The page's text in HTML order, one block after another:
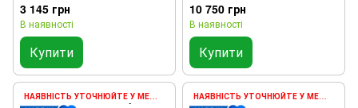
3 145 грн
В наявності
Купити
10 750 грн
В наявності
Купити
НАЯВНІСТЬ УТОЧНЮЙТЕ У МЕНЕДЖЕРА НАЯВНІСТЬ УТОЧНЮЙТЕ У МЕНЕДЖЕРА